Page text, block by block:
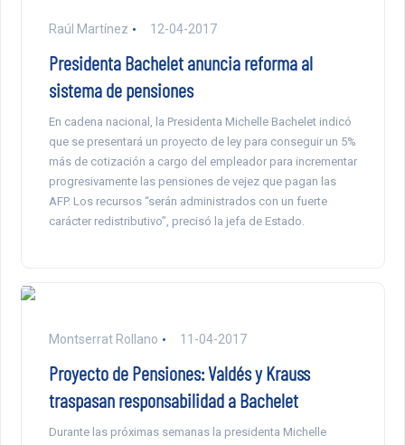
Raúl Martínez 12-04-2017
Presidenta Bachelet anuncia reforma al
sistema de pensiones
En cadena nacional, la Presidenta Michelle Bachelet indicó
que se presentará un proyecto de ley para conseguir un 5%
más de cotización a cargo del empleador para incrementar
progresivamente las pensiones de vejez que pagan las
AFP. Los recursos “serán administrados con un fuerte
carácter redistributivo”, precisó la jefa de Estado.
Montserrat Rollano 11-04-2017
Proyecto de Pensiones: Valdés y Krauss
traspasan responsabilidad a Bachelet
Durante las próximas semanas la presidenta Michelle